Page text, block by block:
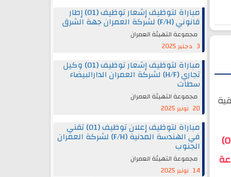
⚡ المعلومات الأساسية : مباراة لتوظيف إشعار التوظيف (01)
مباراة لتوظيف إشعار توظيف (01) إطار
قانوني (F/H) لشركة العمران جهة الشرق
مجموعة التهيئة العمران
3 دجنبر 2025
مباراة لتوظيف إشعار توظيف (01) وكيل
تجاري (H/F) لشركة العمران الدارالبيضاء
سطات
مجموعة التهيئة العمران
20 نونبر 2025
مباراة لتوظيف إعلان توظيف (01) تقني
في الهندسة المدنية (F/H) لشركة العمران
الجنوب
مجموعة التهيئة العمران
14 نونبر 2025